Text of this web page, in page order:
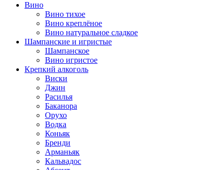
Вино
Вино тихое
Вино креплёное
Вино натуральное сладкое
Шампанские и игристые
Шампанское
Вино игристое
Крепкий алкоголь
Виски
Джин
Расилья
Баканора
Орухо
Водка
Коньяк
Бренди
Арманьяк
Кальвадос